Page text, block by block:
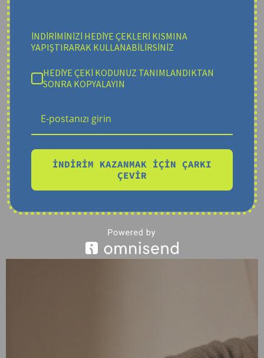
İNDİRİMİNİZİ HEDİYE ÇEKLERİ KISMINA
YAPIŞTIRARAK KULLANABİLİRSİNİZ
HEDİYE ÇEKİ KODUNUZ TANIMLANDIKTAN
SONRA KOPYALAYIN
İNDİRİM KAZANMAK İÇİN ÇARKI
ÇEVİR